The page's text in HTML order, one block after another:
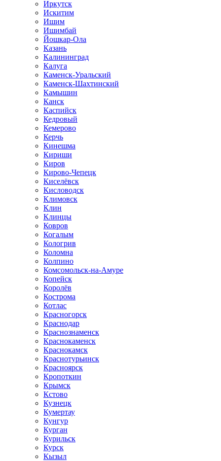
Иркутск
Искитим
Ишим
Ишимбай
Йошкар-Ола
Казань
Калининград
Калуга
Каменск-Уральский
Каменск-Шахтинский
Камышин
Канск
Каспийск
Кедровый
Кемерово
Керчь
Кинешма
Кириши
Киров
Кирово-Чепецк
Киселёвск
Кисловодск
Климовск
Клин
Клинцы
Ковров
Когалым
Кологрив
Коломна
Колпино
Комсомольск-на-Амуре
Копейск
Королёв
Кострома
Котлас
Красногорск
Краснодар
Краснознаменск
Краснокаменск
Краснокамск
Краснотурьинск
Красноярск
Кропоткин
Крымск
Кстово
Кузнецк
Кумертау
Кунгур
Курган
Курильск
Курск
Кызыл